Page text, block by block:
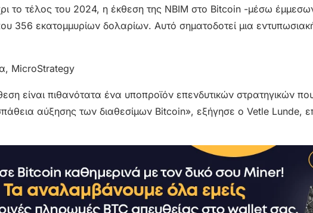
το τέλος του 2024, η έκθεση της NBIM στο Bitcoin -μέσω
356 εκατομμυρίων δολαρίων. Αυτό σηματοδοτεί μια
είναι πιθανότατα ένα υποπροϊόν επενδυτικών στρατηγικών
αύξησης των διαθεσίμων Bitcoin», εξήγησε ο Vetle Lunde,